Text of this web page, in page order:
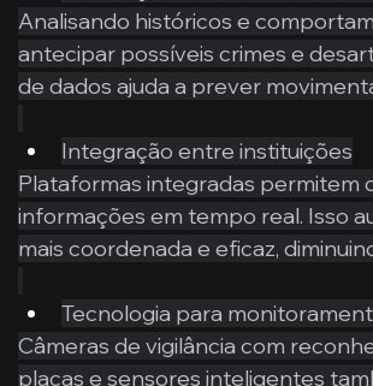
Analisando históricos e
antecipar possíveis crimes e
de dados ajuda a prever
Integração entre instituições
Plataformas integradas permitem
informações em tempo real. Isso
mais coordenada e eficaz,
Tecnologia para
Câmeras de vigilância com
placas e sensores inteligentes